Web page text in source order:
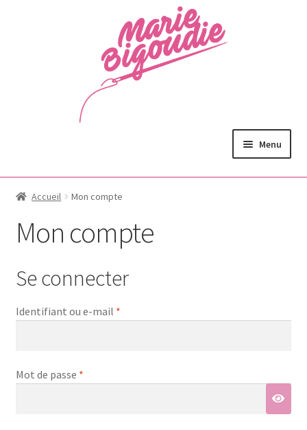
Menu
Accueil Mon compte
Mon compte
Se connecter
Identifiant ou e-mail *Obligatoire
Mot de passe *Obligatoire